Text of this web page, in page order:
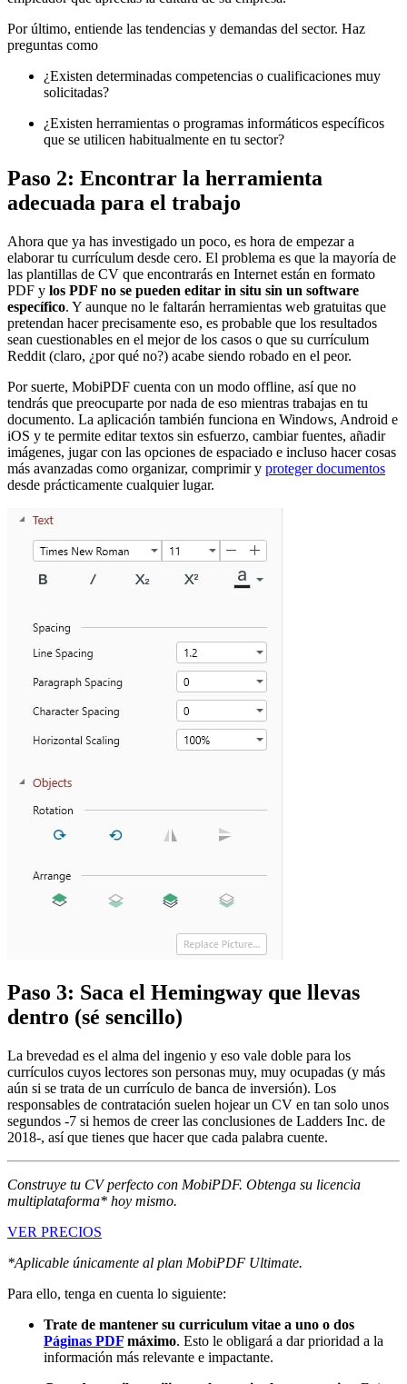
Por último, entiende las tendencias y demandas del sector. Haz
preguntas como
¿Existen determinadas competencias o cualificaciones muy
solicitadas?
¿Existen herramientas o programas informáticos específicos
que se utilicen habitualmente en tu sector?
Paso 2: Encontrar la herramienta
adecuada para el trabajo
Ahora que ya has investigado un poco, es hora de empezar a
elaborar tu currículum desde cero. El problema es que la mayoría de
las plantillas de CV que encontrarás en Internet están en formato
PDF y los PDF no se pueden editar in situ sin un software
específico. Y aunque no le faltarán herramientas web gratuitas que
pretendan hacer precisamente eso, es probable que los resultados
sean cuestionables en el mejor de los casos o que su currículum
Reddit (claro, ¿por qué no?) acabe siendo robado en el peor.
Por suerte, MobiPDF cuenta con un modo offline, así que no
tendrás que preocuparte por nada de eso mientras trabajas en tu
documento. La aplicación también funciona en Windows, Android e
iOS y te permite editar textos sin esfuerzo, cambiar fuentes, añadir
imágenes, jugar con las opciones de espaciado e incluso hacer cosas
más avanzadas como organizar, comprimir y proteger documentos
desde prácticamente cualquier lugar.
Paso 3: Saca el Hemingway que llevas
dentro (sé sencillo)
La brevedad es el alma del ingenio y eso vale doble para los
currículos cuyos lectores son personas muy, muy ocupadas (y más
aún si se trata de un currículo de banca de inversión). Los
responsables de contratación suelen hojear un CV en tan solo unos
segundos -7 si hemos de creer las conclusiones de Ladders Inc. de
2018-, así que tienes que hacer que cada palabra cuente.
Construye tu CV perfecto con MobiPDF. Obtenga su licencia
multiplataforma* hoy mismo.
VER PRECIOS
*Aplicable únicamente al plan MobiPDF Ultimate.
Para ello, tenga en cuenta lo siguiente:
Trate de mantener su curriculum vitae a uno o dos
Páginas PDF máximo. Esto le obligará a dar prioridad a la
información más relevante e impactante.